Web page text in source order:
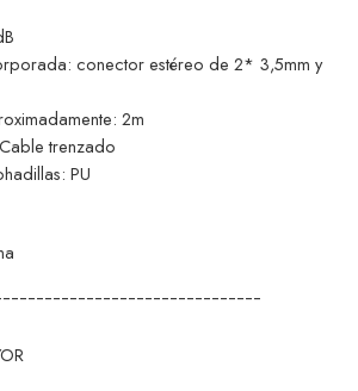
conector estéreo de 2* 3,5mm y
2m
trenzado
PU